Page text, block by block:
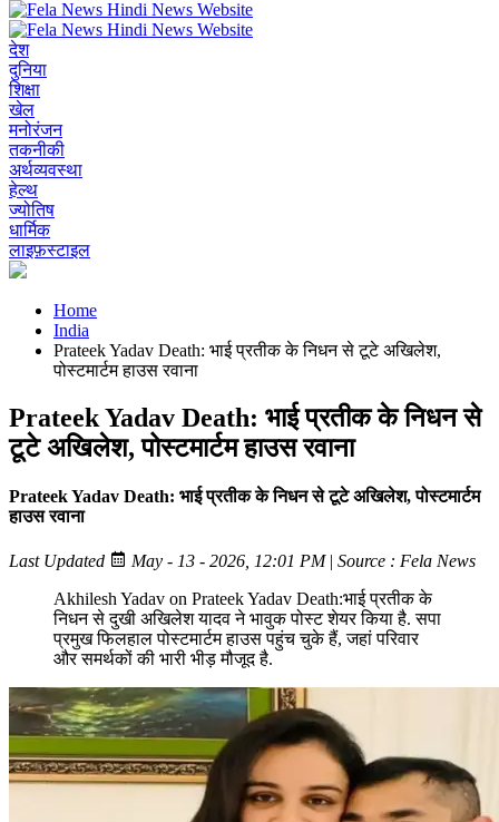
देश
दुनिया
शिक्षा
खेल
मनोरंजन
तकनीकी
अर्थव्यवस्था
हेल्थ
ज्योतिष
धार्मिक
लाइफ़स्टाइल
Home
India
Prateek Yadav Death: भाई प्रतीक के निधन से टूटे अखिलेश,
पोस्टमार्टम हाउस रवाना
Prateek Yadav Death: भाई प्रतीक के निधन से
टूटे अखिलेश, पोस्टमार्टम हाउस रवाना
Prateek Yadav Death: भाई प्रतीक के निधन से टूटे अखिलेश, पोस्टमार्टम
हाउस रवाना
Last Updated May - 13 - 2026, 12:01 PM| Source : Fela News
Akhilesh Yadav on Prateek Yadav Death:भाई प्रतीक के
निधन से दुखी अखिलेश यादव ने भावुक पोस्ट शेयर किया है. सपा
प्रमुख फिलहाल पोस्टमार्टम हाउस पहुंच चुके हैं, जहां परिवार
और समर्थकों की भारी भीड़ मौजूद है.